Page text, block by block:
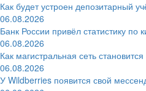
Как будет устроен депозитарный
06.08.2026
Банк России привёл статистику по
06.08.2026
Как магистральная сеть
06.08.2026
У Wildberries появится свой